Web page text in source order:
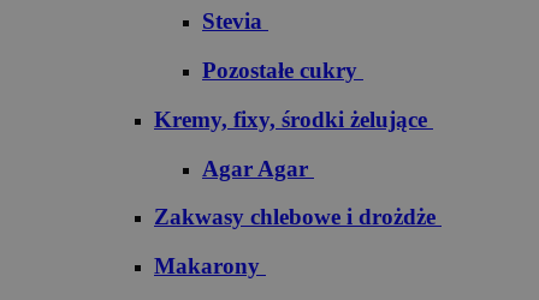
Stevia
Pozostałe cukry
Kremy, fixy, środki żelujące
Agar Agar
Zakwasy chlebowe i drożdże
Makarony